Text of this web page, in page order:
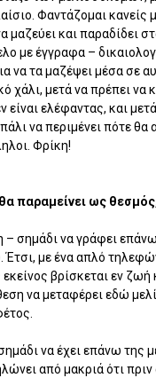
Φαντάζομαι κανείς
μαζεύει και παραδίδει
με έγγραφα –
να τα μαζέψει μέσα σε
χάλι, μετά να πρέπει να
είναι ελέφαντας, και
πάλι να περιμένει πότε
Φρίκη!
παραμείνει ως
– σημάδι να γράφει
Έτσι, με ένα απλό
βρίσκεται εν ζωή
να μεταφέρει εδώ
να έχει επάνω της
από μακριά ότι πριν